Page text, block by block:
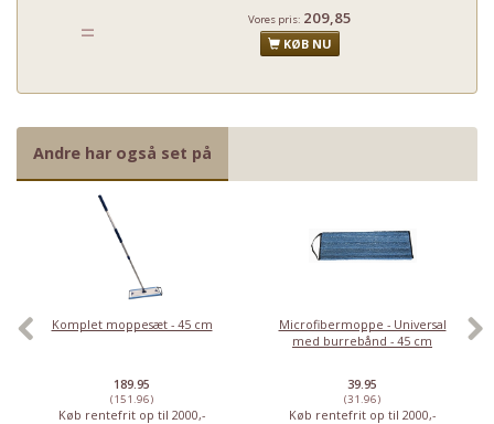
= Vores pris: 209,85
KØB NU
Andre har også set på
Komplet moppesæt - 45 cm
189.95
(151.96)
Køb rentefrit op til 2000,-
Microfibermoppe - Universal
med burrebånd - 45 cm
39.95
(31.96)
Køb rentefrit op til 2000,-